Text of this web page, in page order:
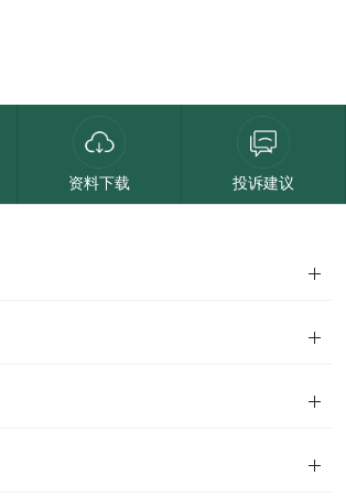
资料下载 投诉建议